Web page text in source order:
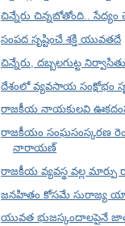
చిన్నేరు చిన్నబోతోంది..
సంపద సృష్టించే శక్తి యువతదే
చిన్నేరు, దబ్బలగుట్ట
దేశంలో వ్యవసాయ సంక్షోభం
రాజకీయ నాయకులవి
రాజకీయం సంఘసంస్కరణ
నారాయణ్
రాజకీయ వ్యవస్థ వల్ల మార్పు
జనహితం కోసమే సురాజ్య
యువత భుజస్కందాలపైనే